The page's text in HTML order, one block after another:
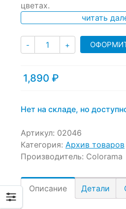
цветах.
читать
- Количество
+
1,890 ₽
Нет на складе, но
Артикул: 02046
Категория: Архив товаров
Производитель: Colorama
Описание Детали